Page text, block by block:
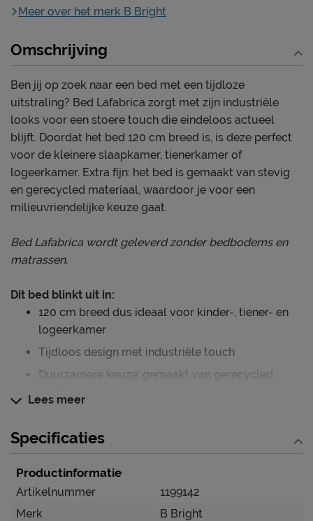
Meer over het merk B Bright
Omschrijving
Ben jij op zoek naar een bed met een tijdloze
uitstraling? Bed Lafabrica zorgt met zijn industriële
looks voor een stoere touch die eindeloos actueel
blijft. Doordat het bed 120 cm breed is, is deze perfect
voor de kleinere slaapkamer, tienerkamer of
logeerkamer. Extra fijn: het bed is gemaakt van stevig
en gerecycled materiaal, waardoor je voor een
milieuvriendelijke keuze gaat.
Bed Lafabrica wordt geleverd zonder bedbodems en
matrassen.
Dit bed blinkt uit in:
120 cm breed dus ideaal voor kinder-, tiener- en
logeerkamer
Tijdloos design met industriële touch
Duurzamere keuze: gemaakt van gerecycled
Dit bed wordt geleverd exclusief bedbodem(s) en
matras(sen). Ideaal als jouw huidige bedbodem en
matras nog even meegaan. Of kies voor een nieuw(e)
bedbodem en matras die perfect passen bij jouw
wensen en behoeften in slaapcomfort. Vraag gerust een
Lees meer
Specificaties
Productinformatie
Artikelnummer
1199142
Merk
B Bright